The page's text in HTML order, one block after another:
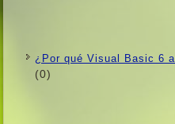
¿Por qué Visual Basic 6
(0)